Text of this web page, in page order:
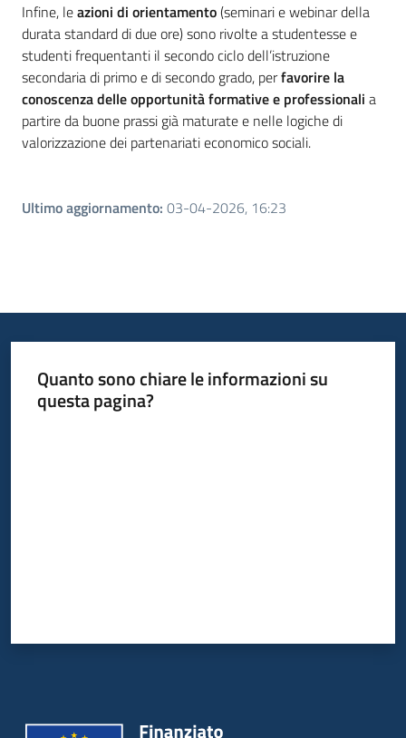
Infine, leazioni di orientamento(seminari e webinar della
durata standard di due ore) sono rivolte a studentesse e
studenti frequentanti il secondo ciclo dell’istruzione
secondaria di primo e di secondo grado, perfavorire la
conoscenza delle opportunità formative e professionali a
partire da buone prassi già maturate e nelle logiche di
valorizzazione dei partenariati economico sociali.
Ultimo aggiornamento: 03-04-2026, 16:23
Quanto sono chiare le informazioni su
questa pagina?